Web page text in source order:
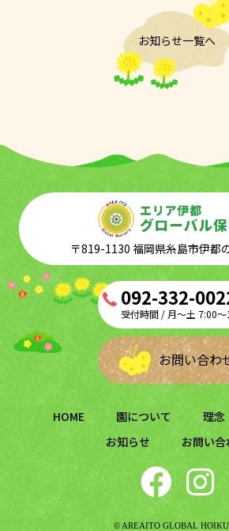
お知らせ一覧へ
〒819-1130 福岡県糸島市伊都
092-332-
受付時間 / 月～土 7:00
お問い合わ
HOME 園について 理念
お知らせ
お問い合
© AREAITO GLOBAL